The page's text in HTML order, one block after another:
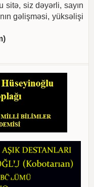
sitə, siz dəyərli, sayın
gəlişməsi, yüksəlişi
)